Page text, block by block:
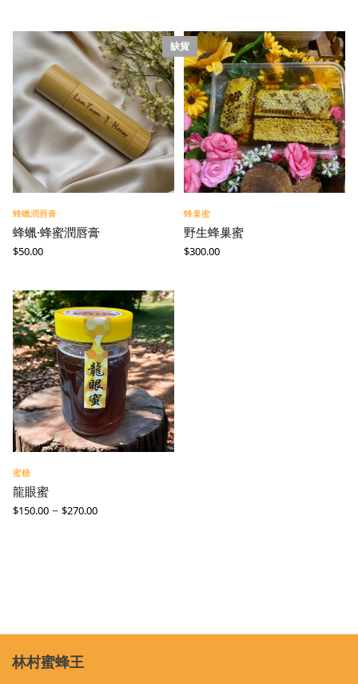
蜂蠟潤唇膏
蜂蠟·蜂蜜潤唇膏
$50.00
缺貨
蜂巢蜜
野生蜂巢蜜
$300.00
蜜糖
龍眼蜜
$150.00 – $270.00
林村蜜蜂王